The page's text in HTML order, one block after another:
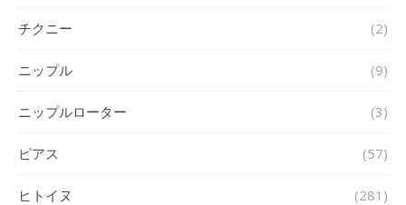
チクニー (2)
ニップル (9)
ニップルローター (3)
ピアス (57)
ヒトイヌ (281)